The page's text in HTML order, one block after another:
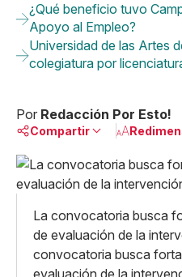
¿Qué beneficio tuvo
Apoyo al Empleo?
Universidad de las Artes
colegiatura por
Por Redacción Por Esto!
Compartir
Linkedin
X
Whatsapp
Copiar enlace
La convocatoria busca
de evaluación de la
convocatoria busca
evaluación de la